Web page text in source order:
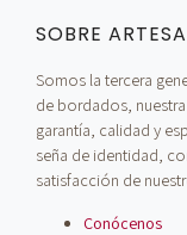
SOBRE
Somos la tercera
de bordados,
garantía, calidad y
seña de identidad,
satisfacción de
Conócenos